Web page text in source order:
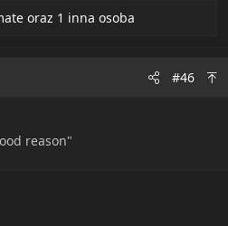
oraz 1 inna osoba
#46
reason"